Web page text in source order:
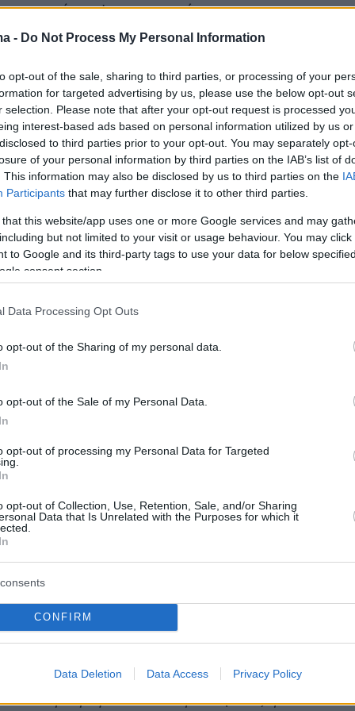
- Do Not Process My Personal Information
opt-out of the sale, sharing to third parties, or processing of your
for targeted advertising by us, please use the below opt-out
selection. Please note that after your opt-out request is processed
interest-based ads based on personal information utilized by us
to third parties prior to your opt-out. You may separately
of your personal information by third parties on the IAB’s list of
This information may also be disclosed by us to third parties on the
Participants that may further disclose it to other third parties.
that this website/app uses one or more Google services and may
but not limited to your visit or usage behaviour. You may
to Google and its third-party tags to use your data for below
consent section.
Data Processing Opt Outs
opt-out of the Sharing of my personal data.
opt-out of the Sale of my Personal Data.
opt-out of processing my Personal Data for Targeted
opt-out of Collection, Use, Retention, Sale, and/or Sharing
Data that Is Unrelated with the Purposes for which it
CONFIRM
Data Deletion Data Access Privacy Policy
στη σύσκεψη αποφασίστηκε:
Προμαχώνα. Όπως είπε ο κ. Πέτσας τα
τους ελέγχους δείχνουν ότι τα θετικά τεστ
σε σχέση με το αεροδρόμιο «Ελεύθεριος
εξονχυσιτκά τα έγγραφα όσων μπαίνουν
Σε περίπτωση πλαστού εγγράφου
κυρώσεις
κ. Πέτσα να σημειώνει ότι το
έγιναν 1011 έλεγχοι μόνο στην Κακαβιά.
από τις 22 Ιουλίου με τη
από το τέλος Ιουλίου πτήσεις και από άλλες
σήμερα δεν είναι στην «λευκή λίστα»,
ΗΠΑ
θα έχει γίνει έως 72 ώρες νωρίτερα.
εκπρόσωπος υπενθύμισε, επίσης, ότι
για μη ουσιώδεις λόγους, από τα
Προμαχώνα, υποχρεούνται να επιδεικνύουν
μοριακού ελέγχου (PCR) για τον